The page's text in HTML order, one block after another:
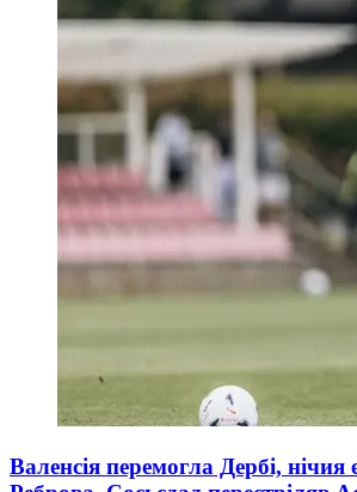
Валенсія перемогла Дербі,